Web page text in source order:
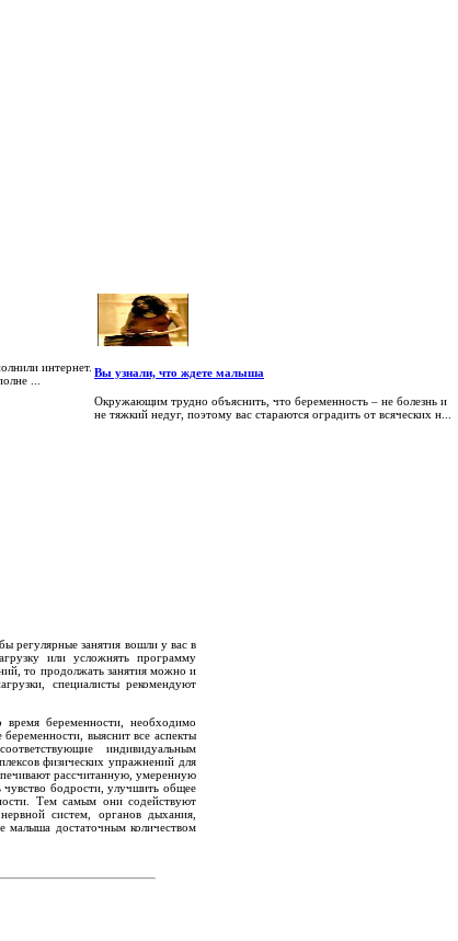
интернет.
...
Вы узнали, что ждете малыша
Окружающим трудно объяснить, что беременность – не болезнь и
не тяжкий недуг, поэтому вас стараются оградить от всяческих н...
регулярные занятия вошли у вас в
или усложнять программу
то продолжать занятия можно и
специалисты рекомендуют
беременности, необходимо
выяснит все аспекты
индивидуальным
физических упражнений для
рассчитанную, умеренную
чувство бодрости, улучшить общее
Тем самым они содействуют
систем, органов дыхания,
малыша достаточным количеством